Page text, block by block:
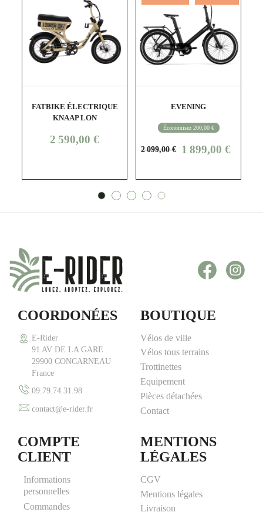
shopping_cart visibility
FATBIKE ÉLECTRIQUE
KNAAP LON
Prix
2 590,00 €
shopping_cart visibility
EVENING
Économisez 200,00 €
Prix
2 099,00 € Prix
1 899,00 €
Facebook
COORDONÉES
E-Rider
91 AV DE LA GARE
29900 CONCARNEAU
France
09.79.74.31.98
contact@e-rider.fr
BOUTIQUE
Vélos de ville
Vélos tous terrains
Trottinettes
Equipement
Pièces détachées
Contact
COMPTE
CLIENT
Informations
personnelles
Commandes
MENTIONS
LÉGALES
CGV
Mentions légales
Livraison